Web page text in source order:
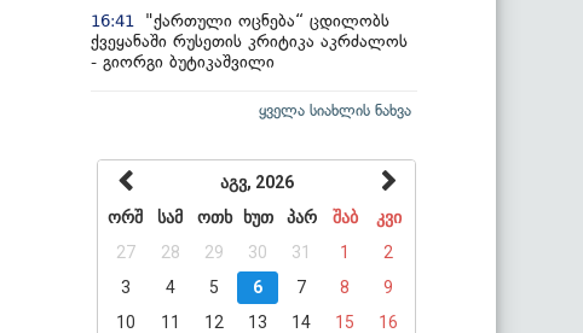
16:41
"ქართული ოცნება“ ცდილობს
ქვეყანაში რუსეთის კრიტიკა აკრძალოს
- გიორგი ბუტიკაშვილი
ყველა სიახლის ნახვა
აგვ, 2026
ორშ
სამ ოთხ ხუთ პარ შაბ
კვი
27
28 29 30 31 1
2
3
4 5 6 7 8
9
10
11 12 13 14 15
16